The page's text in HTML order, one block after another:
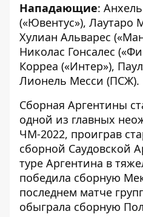
Нападающие:
(«Ювентус»), Лаутаро
Хулиан Альварес
Николас Гонсалес
Корреа («Интер»),
Лионель Месси (ПСЖ).
Сборная Аргентины
одной из главных
ЧМ-2022, проиграв
сборной Саудовской
туре Аргентина в
победила сборную
последнем матче
обыграла сборную